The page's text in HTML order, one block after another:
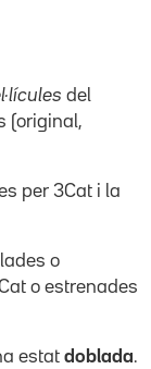
del
(original,
per 3Cat i la
o
o estrenades
estat doblada.